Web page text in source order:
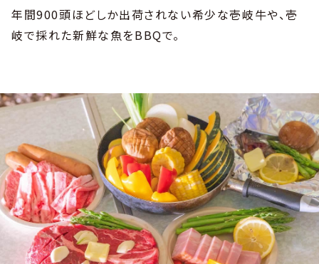
年間900頭ほどしか出荷されない希少な壱岐牛や、壱
岐で採れた新鮮な魚をBBQで。